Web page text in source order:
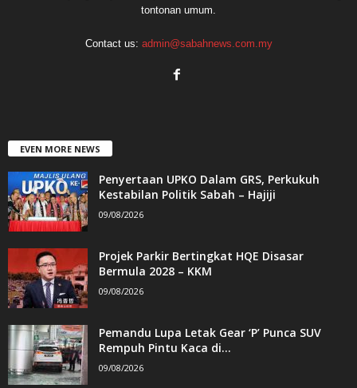
tontonan umum.
Contact us: admin@sabahnews.com.my
EVEN MORE NEWS
Penyertaan UPKO Dalam GRS, Perkukuh
Kestabilan Politik Sabah – Hajiji
09/08/2026
Projek Parkir Bertingkat HQE Disasar
Bermula 2028 – KKM
09/08/2026
Pemandu Lupa Letak Gear ‘P’ Punca SUV
Rempuh Pintu Kaca di...
09/08/2026